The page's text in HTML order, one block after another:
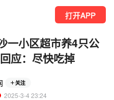
打开APP
一小区超市养4只公
应：尽快吃掉
关注
  2025-3-4 23:24